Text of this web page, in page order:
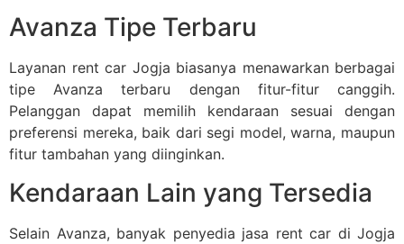
Avanza Tipe Terbaru
Layanan rent car Jogja biasanya menawarkan berbagai
tipe Avanza terbaru dengan fitur-fitur canggih.
Pelanggan dapat memilih kendaraan sesuai dengan
preferensi mereka, baik dari segi model, warna, maupun
fitur tambahan yang diinginkan.
Kendaraan Lain yang Tersedia
Selain Avanza, banyak penyedia jasa rent car di Jogja